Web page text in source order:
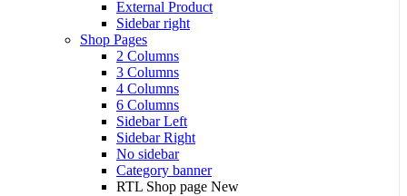
External Product
Sidebar right
Shop Pages
2 Columns
3 Columns
4 Columns
6 Columns
Sidebar Left
Sidebar Right
No sidebar
Category banner
RTL Shop page New